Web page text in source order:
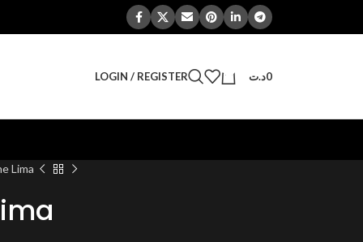
LOGIN / REGISTER 0د.ت
Lima